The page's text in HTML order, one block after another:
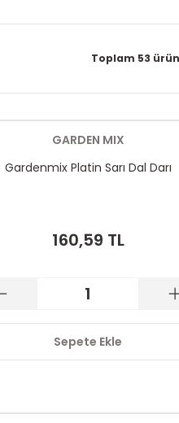
Toplam 53 ürün
GARDEN MIX
Gardenmix Platin Sarı Dal Darı
160,59 TL
Sepete Ekle